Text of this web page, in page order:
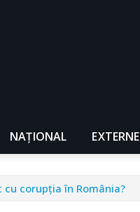
NAŢIONAL EXTERNE
cu corupţia în România?